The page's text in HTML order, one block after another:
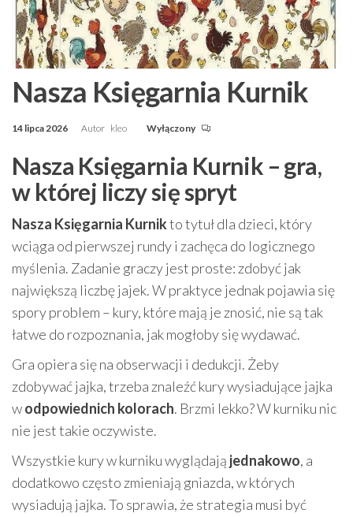
Nasza Księgarnia Kurnik
14 lipca 2026 Autor kleo Wyłączony
Nasza Księgarnia Kurnik – gra,
w której liczy się spryt
Nasza Księgarnia Kurnikto tytuł dla dzieci, który
wciąga od pierwszej rundy i zachęca do logicznego
myślenia. Zadanie graczy jest proste: zdobyć jak
największą liczbę jajek. W praktyce jednak pojawia się
spory problem – kury, które mają je znosić, nie są tak
łatwe do rozpoznania, jak mogłoby się wydawać.
Gra opiera się na obserwacji i dedukcji. Żeby
zdobywać jajka, trzeba znaleźć kury wysiadujące jajka
wodpowiednich kolorach. Brzmi lekko? W kurniku nic
nie jest takie oczywiste.
Wszystkie kury w kurniku wyglądają jednakowo, a
dodatkowo często zmieniają gniazda, w których
wysiadują jajka. To sprawia, że strategia musi być